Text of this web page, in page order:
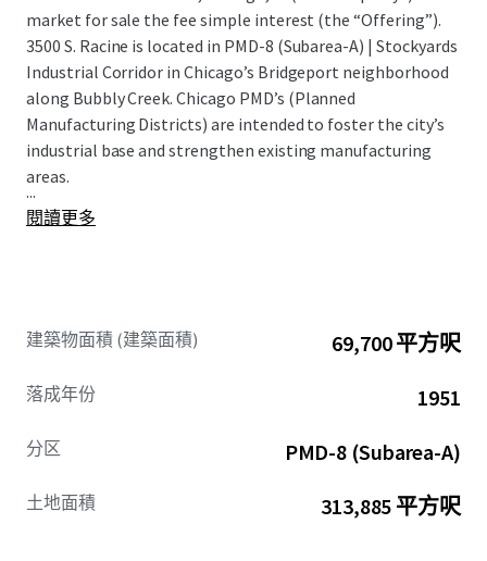
market for sale the fee simple interest (the “Offering”).
3500 S. Racine is located in PMD-8 (Subarea-A) | Stockyards
Industrial Corridor in Chicago’s Bridgeport neighborhood
along Bubbly Creek. Chicago PMD’s (Planned
Manufacturing Districts) are intended to foster the city’s
industrial base and strengthen existing manufacturing
areas.
...
閱讀更多
建築物面積 (建築面積) 69,700 平方呎
落成年份 1951
分区 PMD-8 (Subarea-A)
土地面積 313,885 平方呎